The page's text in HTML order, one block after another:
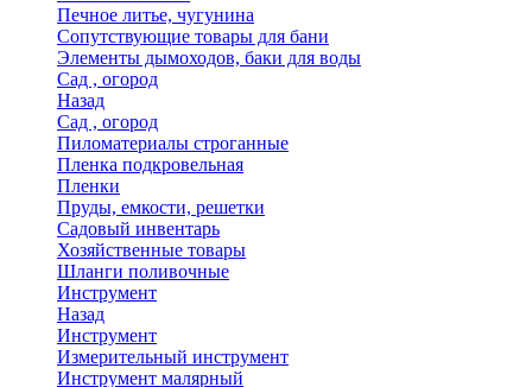
Печное литье, чугунина
Сопутствующие товары для бани
Элементы дымоходов, баки для воды
Сад , огород
Назад
Сад , огород
Пиломатериалы строганные
Пленка подкровельная
Пленки
Пруды, емкости, решетки
Садовый инвентарь
Хозяйственные товары
Шланги поливочные
Инструмент
Назад
Инструмент
Измерительный инструмент
Инструмент малярный